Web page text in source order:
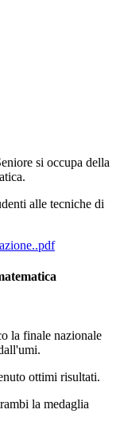
si occupa della
alle tecniche di
la finale nazionale
ottimi risultati.
la medaglia